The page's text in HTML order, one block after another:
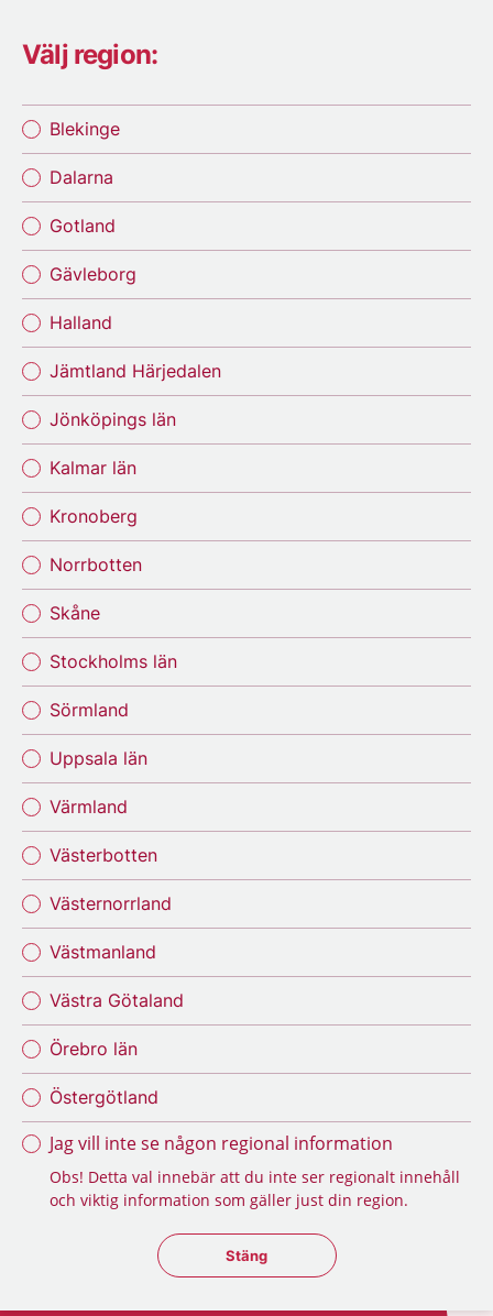
Välj region:
Blekinge
Dalarna
Gotland
Gävleborg
Halland
Jämtland Härjedalen
Jönköpings län
Kalmar län
Kronoberg
Norrbotten
Skåne
Stockholms län
Sörmland
Uppsala län
Värmland
Västerbotten
Västernorrland
Västmanland
Västra Götaland
Örebro län
Östergötland
Jag vill inte se någon regional information
Obs! Detta val innebär att du inte ser regionalt innehåll
och viktig information som gäller just din region.
Stäng regionsväljaren
Stäng